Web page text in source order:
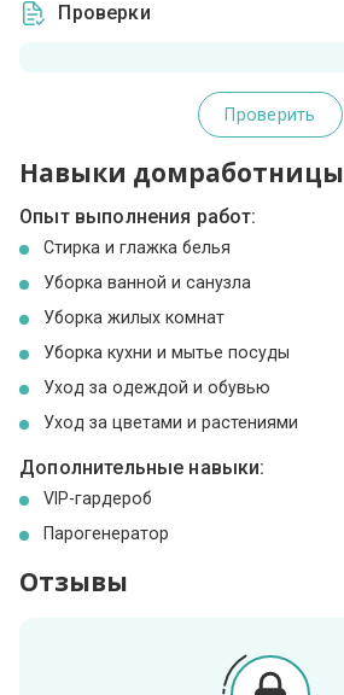
Проверки
Проверить
Навыки домработницы
Опыт выполнения работ:
Стирка и глажка белья
Уборка ванной и санузла
Уборка жилых комнат
Уборка кухни и мытье посуды
Уход за одеждой и обувью
Уход за цветами и растениями
Дополнительные навыки:
VIP-гардероб
Парогенератор
Отзывы